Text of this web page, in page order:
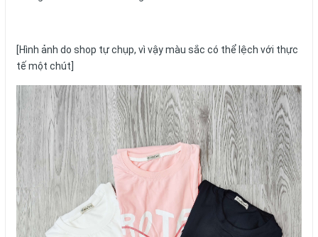
[Hình ảnh do shop tự chụp, vì vậy màu sắc có thể lệch với thực
tế một chút]